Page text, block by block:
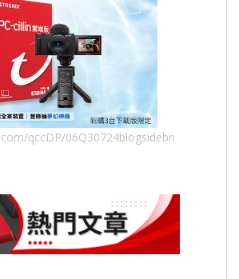
qccDP/06Q30724blogsidebn